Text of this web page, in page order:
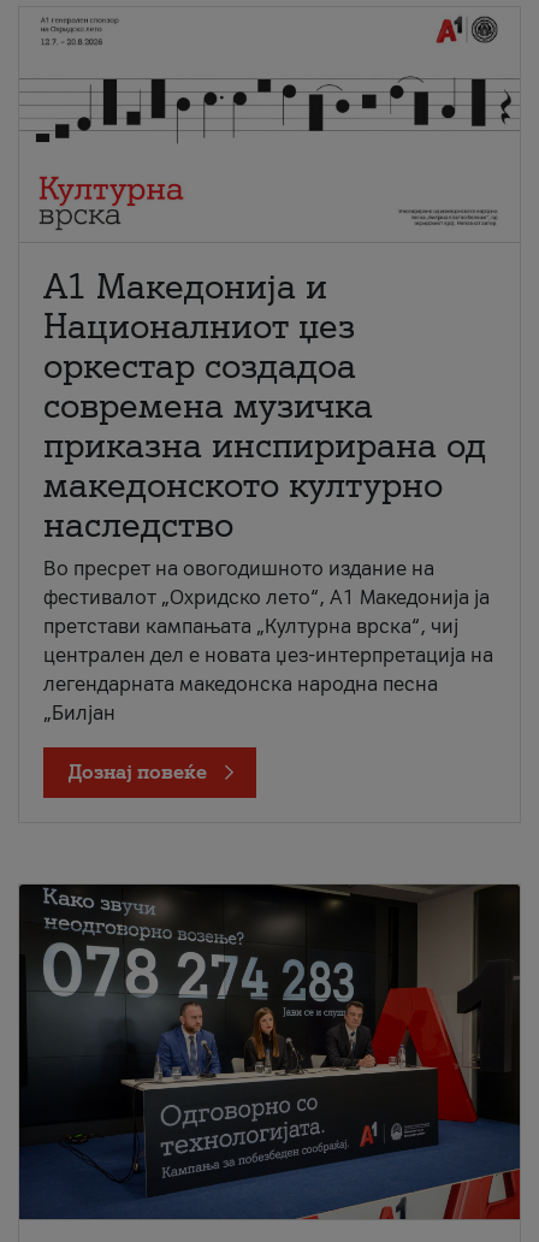
А1 Македонија и
Националниот џез
оркестар создадоа
современа музичка
приказна инспирирана од
македонското културно
наследство
Во пресрет на овогодишното издание на
фестивалот „Охридско лето“, А1 Македонија ја
претстави кампањата „Културна врска“, чиј
централен дел е новата џез-интерпретација на
легендарната македонска народна песна
„Билјан
Дознај повеќе